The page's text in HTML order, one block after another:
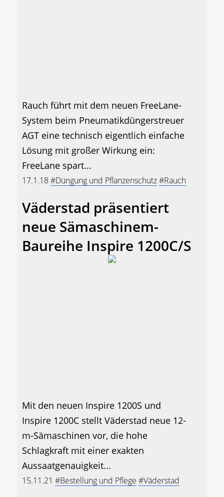
Rauch führt mit dem neuen FreeLane-
System beim Pneumatikdüngerstreuer
AGT eine technisch eigentlich einfache
Lösung mit großer Wirkung ein:
FreeLane spart...
17.1.18#Düngung und Pflanzenschutz#Rauch
Väderstad präsentiert
neue Sämaschinem-
Baureihe Inspire 1200C/S
Mit den neuen Inspire 1200S und
Inspire 1200C stellt Väderstad neue 12-
m-Sämaschinen vor, die hohe
Schlagkraft mit einer exakten
Aussaatgenauigkeit...
15.11.21 #Bestellung und Pflege #Väderstad